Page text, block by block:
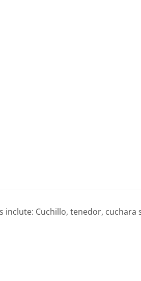
inclute: Cuchillo, tenedor,